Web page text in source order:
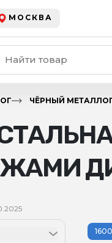
МОСКВА
ЧЁРНЫЙ
1600